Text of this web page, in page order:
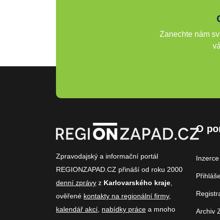
Zanechte nám
Zpravodajský a informační portál
REGIONZAPAD.CZ přináší od roku 2000
denní zprávy z Karlovarského kraje
ověřené kontakty na regionální firmy,
kalendář akcí nabídky práce a mnoho
O
Inzerce
Archiv